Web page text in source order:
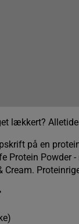
lækkert?
på en
Protein Powder
Cream.